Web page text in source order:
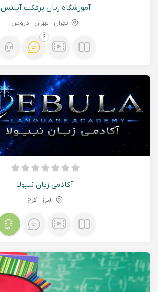
آموزشگاه زبان پرفکت آیلتس
تهران - تهران - دروس
2
آکادمی زبان نبیولا
البرز - کرج